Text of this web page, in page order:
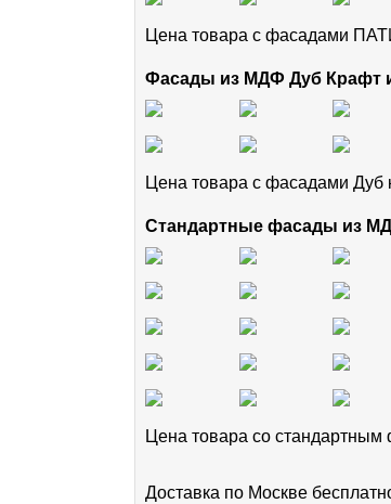
Цена товара с фасадами
Фасады из МДФ Дуб Крафт
Цена товара с фасадами Дуб
Стандартные фасады из
Цена товара cо стандартным
Доставка по Москве